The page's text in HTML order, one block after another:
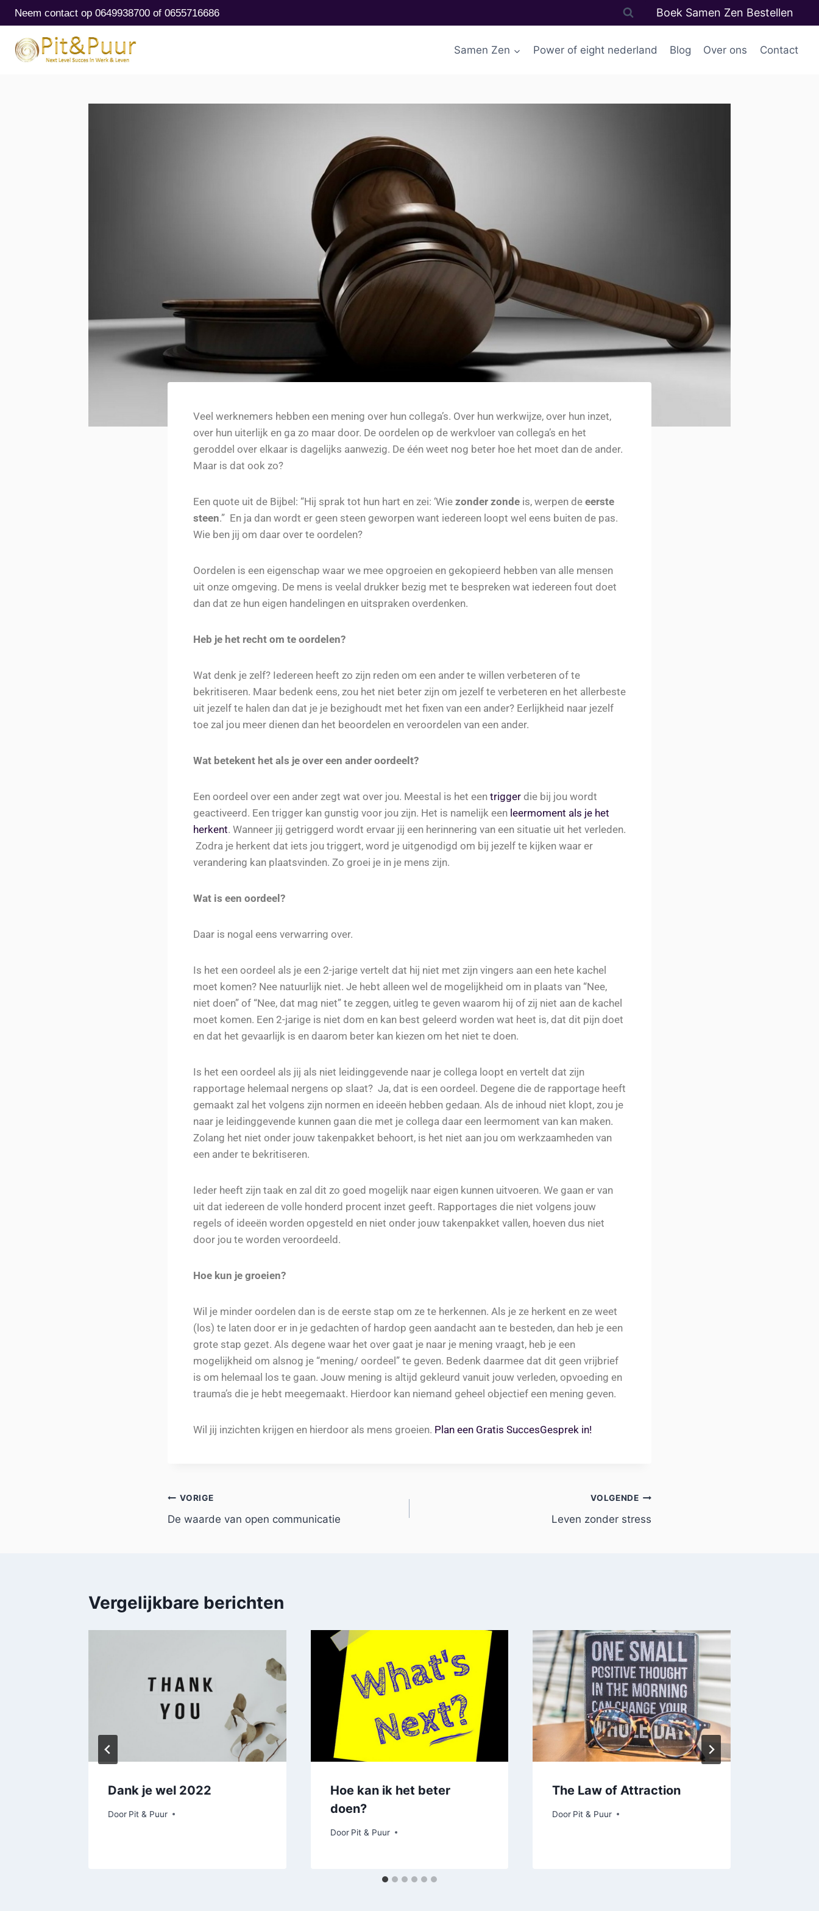
Neem contact op 0649938700 of 0655716686 Boek Samen Zen Bestellen
Samen Zen Power of eight nederland Blog Over ons Contact
Veel werknemers hebben een mening over hun collega’s. Over hun werkwijze, over hun inzet,
over hun uiterlijk en ga zo maar door. De oordelen op de werkvloer van collega’s en het
geroddel over elkaar is dagelijks aanwezig. De één weet nog beter hoe het moet dan de ander.
Maar is dat ook zo?
Een quote uit de Bijbel: “Hij sprak tot hun hart en zei: ‘Wie zonder zonde is, werpen de eerste
steen.” En ja dan wordt er geen steen geworpen want iedereen loopt wel eens buiten de pas.
Wie ben jij om daar over te oordelen?
Oordelen is een eigenschap waar we mee opgroeien en gekopieerd hebben van alle mensen
uit onze omgeving. De mens is veelal drukker bezig met te bespreken wat iedereen fout doet
dan dat ze hun eigen handelingen en uitspraken overdenken.
Heb je het recht om te oordelen?
Wat denk je zelf? Iedereen heeft zo zijn reden om een ander te willen verbeteren of te
bekritiseren. Maar bedenk eens, zou het niet beter zijn om jezelf te verbeteren en het allerbeste
uit jezelf te halen dan dat je je bezighoudt met het fixen van een ander? Eerlijkheid naar jezelf
toe zal jou meer dienen dan het beoordelen en veroordelen van een ander.
Wat betekent het als je over een ander oordeelt?
Een oordeel over een ander zegt wat over jou. Meestal is het een trigger die bij jou wordt
geactiveerd. Een trigger kan gunstig voor jou zijn. Het is namelijk een leermoment als je het
herkent. Wanneer jij getriggerd wordt ervaar jij een herinnering van een situatie uit het verleden.
Zodra je herkent dat iets jou triggert, word je uitgenodigd om bij jezelf te kijken waar er
verandering kan plaatsvinden. Zo groei je in je mens zijn.
Wat is een oordeel?
Daar is nogal eens verwarring over.
Is het een oordeel als je een 2-jarige vertelt dat hij niet met zijn vingers aan een hete kachel
moet komen? Nee natuurlijk niet. Je hebt alleen wel de mogelijkheid om in plaats van “Nee,
niet doen” of “Nee, dat mag niet” te zeggen, uitleg te geven waarom hij of zij niet aan de kachel
moet komen. Een 2-jarige is niet dom en kan best geleerd worden wat heet is, dat dit pijn doet
en dat het gevaarlijk is en daarom beter kan kiezen om het niet te doen.
Is het een oordeel als jij als niet leidinggevende naar je collega loopt en vertelt dat zijn
rapportage helemaal nergens op slaat? Ja, dat is een oordeel. Degene die de rapportage heeft
gemaakt zal het volgens zijn normen en ideeën hebben gedaan. Als de inhoud niet klopt, zou je
naar je leidinggevende kunnen gaan die met je collega daar een leermoment van kan maken.
Zolang het niet onder jouw takenpakket behoort, is het niet aan jou om werkzaamheden van
een ander te bekritiseren.
Ieder heeft zijn taak en zal dit zo goed mogelijk naar eigen kunnen uitvoeren. We gaan er van
uit dat iedereen de volle honderd procent inzet geeft. Rapportages die niet volgens jouw
regels of ideeën worden opgesteld en niet onder jouw takenpakket vallen, hoeven dus niet
door jou te worden veroordeeld.
Hoe kun je groeien?
Wil je minder oordelen dan is de eerste stap om ze te herkennen. Als je ze herkent en ze weet
(los) te laten door er in je gedachten of hardop geen aandacht aan te besteden, dan heb je een
grote stap gezet. Als degene waar het over gaat je naar je mening vraagt, heb je een
mogelijkheid om alsnog je “mening/ oordeel” te geven. Bedenk daarmee dat dit geen vrijbrief
is om helemaal los te gaan. Jouw mening is altijd gekleurd vanuit jouw verleden, opvoeding en
trauma’s die je hebt meegemaakt. Hierdoor kan niemand geheel objectief een mening geven.
Wil jij inzichten krijgen en hierdoor als mens groeien. Plan een Gratis SuccesGesprek in!
VORIGE
De waarde van open communicatie
VOLGENDE
Leven zonder stress
Vergelijkbare berichten
Dank je wel 2022
Door Pit & Puur
Hoe kan ik het beter
doen?
Door Pit & Puur
The Law of Attraction
Door Pit & Puur